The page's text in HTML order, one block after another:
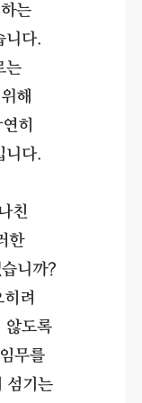
는
니다.
는
해
히
니다.
친
한
니까?
히려
않도록
무를
섬기는